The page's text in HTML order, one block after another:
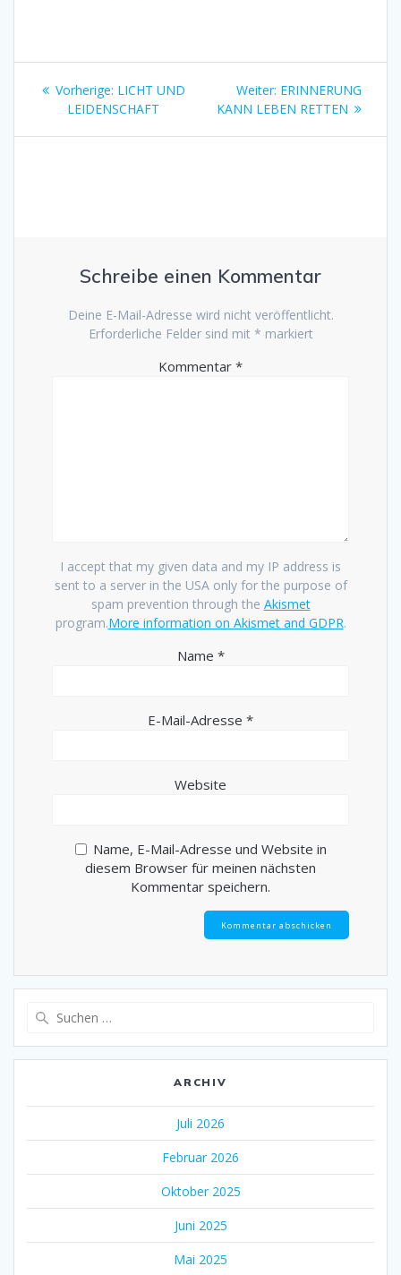
Beitragsnavigation
Vorherige: Vorheriger
Beitrag:
LICHT UND
LEIDENSCHAFT
Weiter: Nächster
Beitrag:
ERINNERUNG
KANN LEBEN RETTEN
Schreibe einen Kommentar
Deine E-Mail-Adresse wird nicht veröffentlicht.
Erforderliche Felder sind mit * markiert
Kommentar *
I accept that my given data and my IP address is
sent to a server in the USA only for the purpose of
spam prevention through the Akismet
program.More information on Akismet and GDPR.
Name *
E-Mail-Adresse *
Website
Name, E-Mail-Adresse und Website in
diesem Browser für meinen nächsten
Kommentar speichern.
ARCHIV
Juli 2026
Februar 2026
Oktober 2025
Juni 2025
Mai 2025